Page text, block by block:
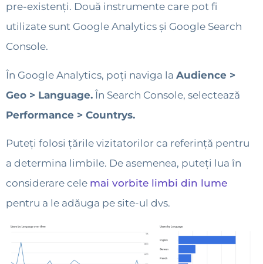
pre-existenți. Două instrumente care pot fi
utilizate sunt Google Analytics și Google Search
Console.
În Google Analytics, poți naviga la Audience >
Geo > Language. În Search Console, selectează
Performance > Countrys.
Puteți folosi țările vizitatorilor ca referință pentru
a determina limbile. De asemenea, puteți lua în
considerare cele mai vorbite limbi din lume
pentru a le adăuga pe site-ul dvs.